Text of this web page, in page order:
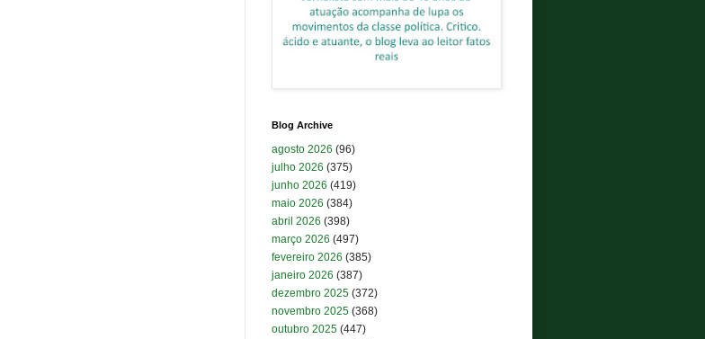
Blog Archive
agosto 2026 (96)
julho 2026 (375)
junho 2026 (419)
maio 2026 (384)
abril 2026 (398)
março 2026 (497)
fevereiro 2026 (385)
janeiro 2026 (387)
dezembro 2025 (372)
novembro 2025 (368)
outubro 2025 (447)